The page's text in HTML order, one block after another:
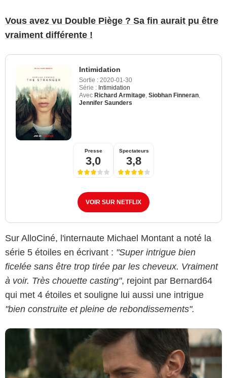
Vous avez vu Double Piège ? Sa fin aurait pu être
vraiment différente !
Intimidation
Sortie : 2020-01-30
Série : Intimidation
Avec Richard Armitage Siobhan Finneran
Jennifer Saunders
Presse
3,0
Spectateurs
3,8
VOIR SUR NETFLIX
Sur AlloCiné, l'internaute Michael Montant a noté la
série 5 étoiles en écrivant : "Super intrigue bien
ficelée sans être trop tirée par les cheveux. Vraiment
à voir. Très chouette casting", rejoint par Bernard64
qui met 4 étoiles et souligne lui aussi une intrigue
"bien construite et pleine de rebondissements".